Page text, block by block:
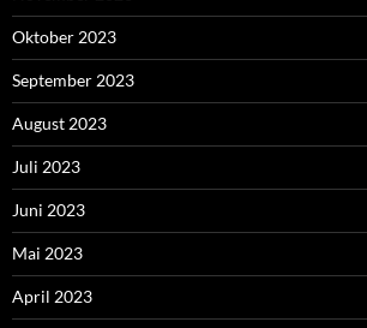
Oktober 2023
September 2023
August 2023
Juli 2023
Juni 2023
Mai 2023
April 2023